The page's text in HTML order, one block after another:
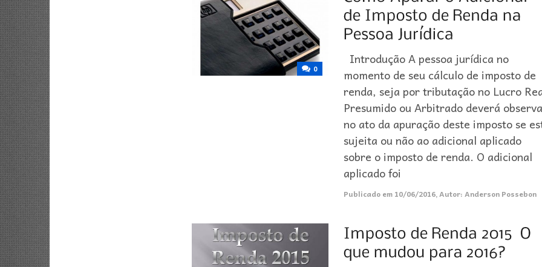
0
Introdução A pessoa jurídica no
momento de seu cálculo de imposto de
renda, seja por tributação no Lucro
Presumido ou Arbitrado deverá
no ato da apuração deste imposto se
sujeita ou não ao adicional aplicado
sobre o imposto de renda. O adicional
aplicado foi
Publicado em 10/06/2016,Autor:Anderson Possebon